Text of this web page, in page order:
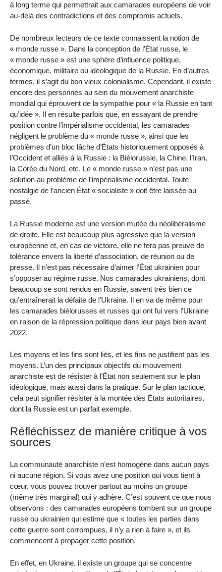
à long terme qui permettrait aux camarades européens de voir
au-delà des contradictions et des compromis actuels.
De nombreux lecteurs de ce texte connaissent la notion de
« monde russe ». Dans la conception de l’État russe, le
« monde russe » est une sphère d’influence politique,
économique, militaire ou idéologique de la Russie. En d’autres
termes, il s’agit du bon vieux colonialisme. Cependant, il existe
encore des personnes au sein du mouvement anarchiste
mondial qui éprouvent de la sympathie pour « la Russie en tant
qu’idée ». Il en résulte parfois que, en essayant de prendre
position contre l’impérialisme occidental, les camarades
négligent le problème du « monde russe », ainsi que les
problèmes d’un bloc lâche d’États historiquement opposés à
l’Occident et alliés à la Russie : la Biélorussie, la Chine, l’Iran,
la Corée du Nord, etc. Le « monde russe » n’est pas une
solution au problème de l’impérialisme occidental. Toute
nostalgie de l’ancien État « socialiste » doit être laissée au
passé.
La Russie moderne est une version mutée du néolibéralisme
de droite. Elle est beaucoup plus agressive que la version
européenne et, en cas de victoire, elle ne fera pas preuve de
tolérance envers la liberté d’association, de réunion ou de
presse. Il n’est pas nécessaire d’aimer l’État ukrainien pour
s’opposer au régime russe. Nos camarades ukrainiens, dont
beaucoup se sont rendus en Russie, savent très bien ce
qu’entraînerait la défaite de l’Ukraine. Il en va de même pour
les camarades biélorusses et russes qui ont fui vers l’Ukraine
en raison de la répression politique dans leur pays bien avant
2022.
Les moyens et les fins sont liés, et les fins ne justifient pas les
moyens. L’un des principaux objectifs du mouvement
anarchiste est de résister à l’État non seulement sur le plan
idéologique, mais aussi dans la pratique. Sur le plan tactique,
cela peut signifier résister à la montée des États autoritaires,
dont la Russie est un parfait exemple.
Réfléchissez de manière critique à vos
sources
La communauté anarchiste n’est homogène dans aucun pays
ni aucune région. Si vous avez une position qui vous tient à
cœur, vous pouvez trouver partout au moins un groupe
(même très marginal) qui y adhère. C’est souvent ce que nous
observons : des camarades européens tombent sur un groupe
russe ou ukrainien qui estime que « toutes les parties dans
cette guerre sont corrompues, il n’y a rien à faire », et ils
commencent à propager cette position.
En effet, en Ukraine, il existe un groupe qui se concentre